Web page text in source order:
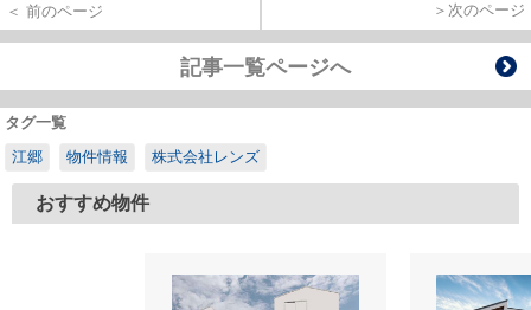
＜ 前のページ ＞次のページ
記事一覧ページへ
タグ一覧
江郷
物件情報 株式会社レンズ
おすすめ物件